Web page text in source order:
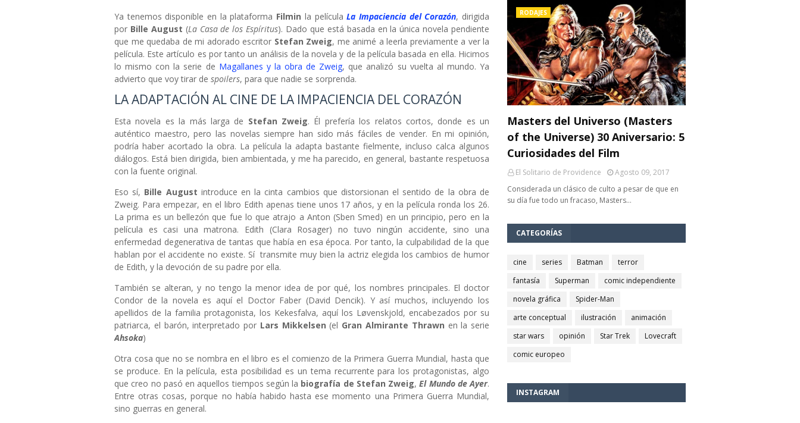
Ya tenemos disponible en la plataforma Filmin la películaLa Impaciencia del Corazón, dirigida
por Bille August (La Casa de los Espíritus). Dado que está basada en la única novela pendiente
que me quedaba de mi adorado escritor Stefan Zweig, me animé a leerla previamente a ver la
película. Este artículo es por tanto un análisis de la novela y de la película basada en ella. Hicimos
lo mismo con la serie de Magallanes y la obra de Zweig, que analizó su vuelta al mundo. Ya
advierto que voy tirar de spoilers, para que nadie se sorprenda.
LA ADAPTACIÓN AL CINE DE LA IMPACIENCIA DEL CORAZÓN
Esta novela es la más larga de Stefan Zweig. Él prefería los relatos cortos, donde es un
auténtico maestro, pero las novelas siempre han sido más fáciles de vender. En mi opinión,
podría haber acortado la obra. La película la adapta bastante fielmente, incluso calca algunos
diálogos. Está bien dirigida, bien ambientada, y me ha parecido, en general, bastante respetuosa
con la fuente original.
Eso sí, Bille August introduce en la cinta cambios que distorsionan el sentido de la obra de
Zweig. Para empezar, en el libro Edith apenas tiene unos 17 años, y en la película ronda los 26.
La prima es un bellezón que fue lo que atrajo a Anton (Sben Smed) en un principio, pero en la
película es casi una matrona. Edith (Clara Rosager) no tuvo ningún accidente, sino una
enfermedad degenerativa de tantas que había en esa época. Por tanto, la culpabilidad de la que
hablan por el accidente no existe. Sí transmite muy bien la actriz elegida los cambios de humor
de Edith, y la devoción de su padre por ella.
También se alteran, y no tengo la menor idea de por qué, los nombres principales. El doctor
Condor de la novela es aquí el Doctor Faber (David Dencik). Y así muchos, incluyendo los
apellidos de la familia protagonista, los Kekesfalva, aquí los Løvenskjold, encabezados por su
patriarca, el barón, interpretado por Lars Mikkelsen (el Gran Almirante Thrawn en la serie
Ahsoka)
Otra cosa que no se nombra en el libro es el comienzo de la Primera Guerra Mundial, hasta que
se produce. En la película, esta posibilidad es un tema recurrente para los protagonistas, algo
que creo no pasó en aquellos tiempos según la biografía de Stefan Zweig,El Mundo de Ayer.
Entre otras cosas, porque no había habido hasta ese momento una Primera Guerra Mundial,
sino guerras en general.
RODAJES
Masters del Universo (Masters
of the Universe) 30 Aniversario: 5
Curiosidades del Film
El Solitario de Providence
Agosto 09, 2017
Considerada un clásico de culto a pesar de que en
su día fue todo un fracaso, Masters…
CATEGORÍAS
cine series Batman
terror
fantasía
Superman
comic independiente
novela gráfica
Spider-Man
arte conceptual
ilustración
animación
star wars
opinión Star Trek
Lovecraft
comic europeo
INSTAGRAM